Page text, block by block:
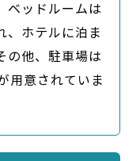
ベッドルームは
、ホテルに泊ま
の他、駐車場は
用意されていま